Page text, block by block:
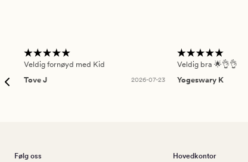
Veldig fornøyd med Kid
Tove J
2026-07-23
Veldig bra 🌟👌👌
Yogeswary K
Følg oss Hovedkontor